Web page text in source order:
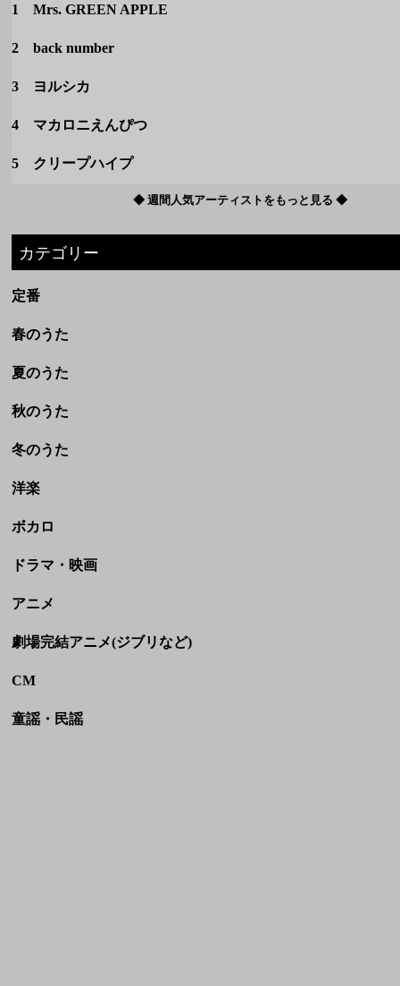
1 Mrs. GREEN APPLE
2 back number
3 ヨルシカ
4 マカロニえんぴつ
5 クリープハイプ
◆ 週間人気アーティストをもっと見る ◆
カテゴリー
定番
春のうた
夏のうた
秋のうた
冬のうた
洋楽
ボカロ
ドラマ・映画
アニメ
劇場完結アニメ(ジブリなど)
CM
童謡・民謡